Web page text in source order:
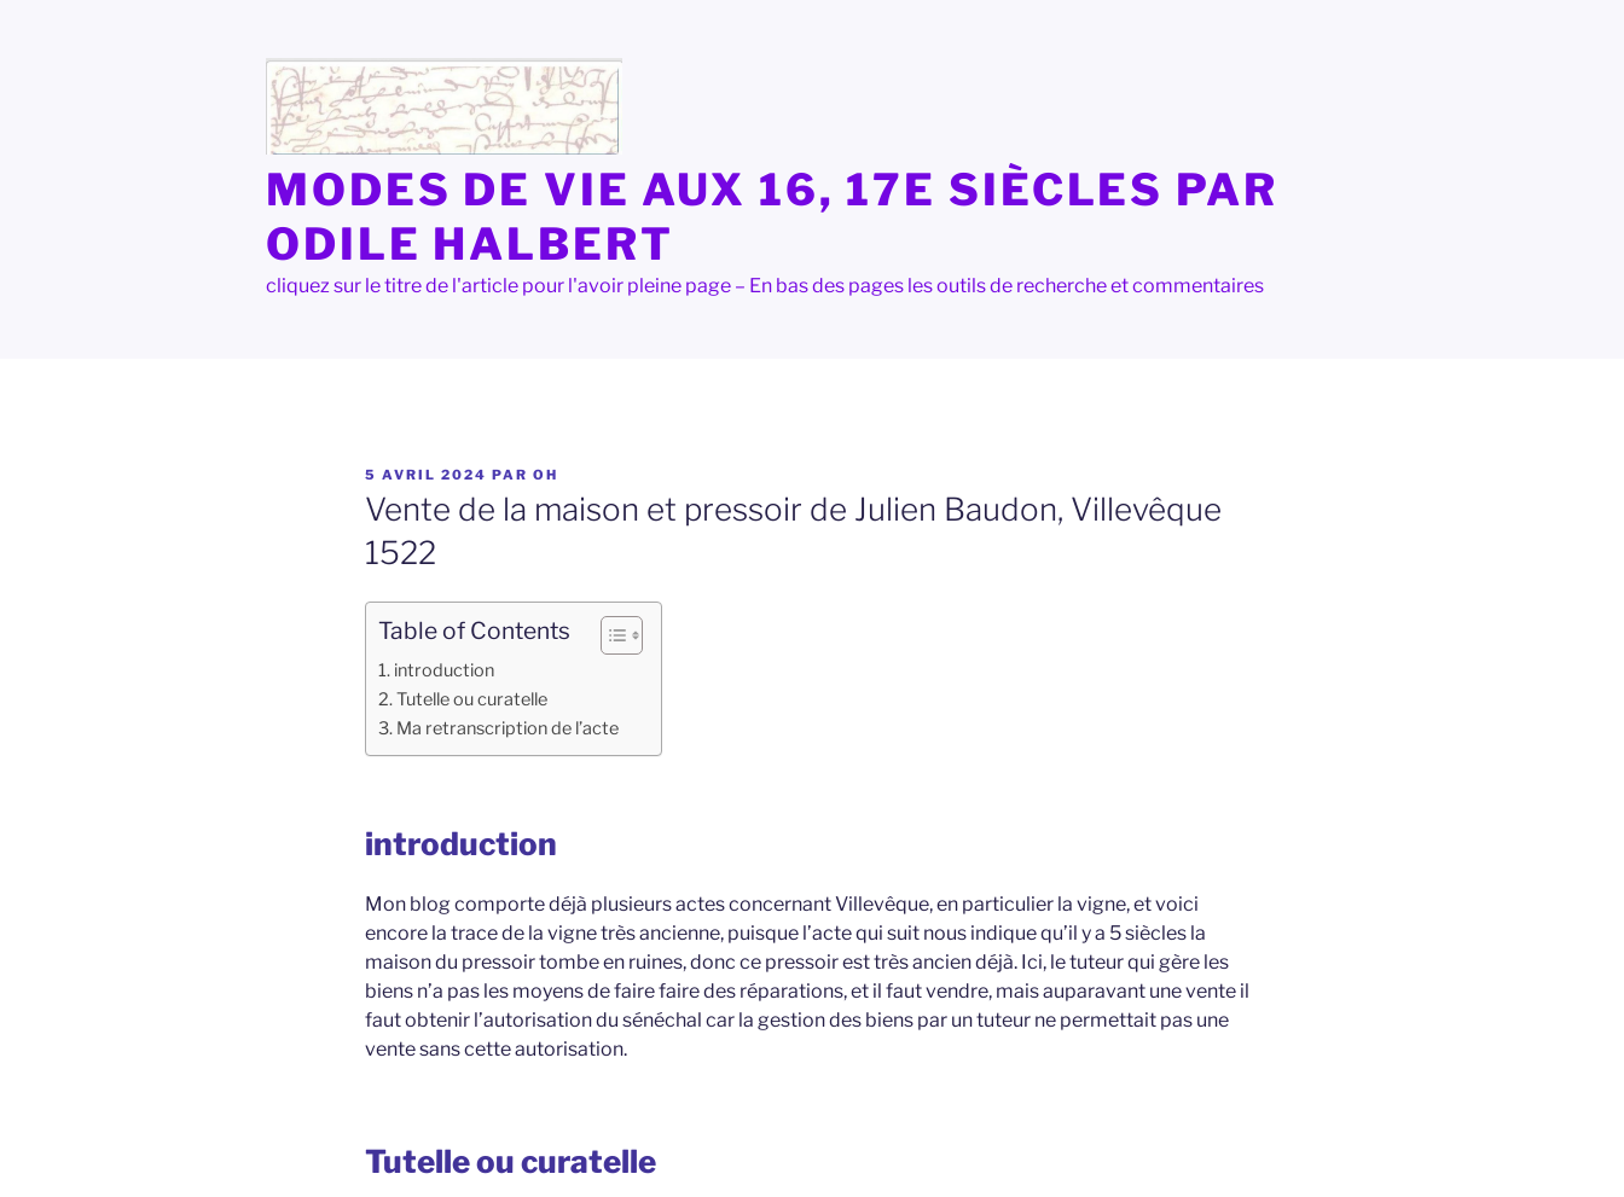
MODES DE VIE AUX 16, 17E SIÈCLES PAR
ODILE HALBERT
cliquez sur le titre de l'article pour l'avoir pleine page – En bas des pages les outils de recherche et commentaires
PUBLIÉ
LE
5 AVRIL 2024 PAR OH
Vente de la maison et pressoir de Julien Baudon, Villevêque
1522
Table of Contents
introduction
Tutelle ou curatelle
Ma retranscription de l’acte
introduction
Mon blog comporte déjà plusieurs actes concernant Villevêque, en particulier la vigne, et voici
encore la trace de la vigne très ancienne, puisque l’acte qui suit nous indique qu’il y a 5 siècles la
maison du pressoir tombe en ruines, donc ce pressoir est très ancien déjà. Ici, le tuteur qui gère les
biens n’a pas les moyens de faire faire des réparations, et il faut vendre, mais auparavant une vente il
faut obtenir l’autorisation du sénéchal car la gestion des biens par un tuteur ne permettait pas une
vente sans cette autorisation.
Tutelle ou curatelle